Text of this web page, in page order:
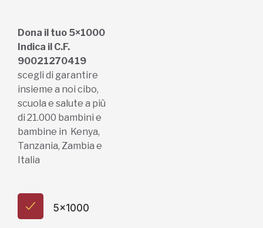
Dona il tuo 5×1000
Indica il C.F.
90021270419
scegli di garantire
insieme a noi cibo,
scuola e salute a più
di 21.000 bambini e
bambine in Kenya,
Tanzania, Zambia e
Italia
5x1000